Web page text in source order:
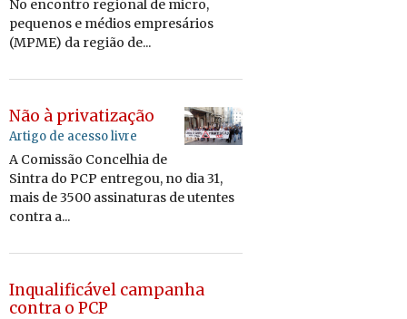
No encontro regional de micro,
pequenos e médios empresários
(MPME) da região de...
Não à privatização
Artigo de acesso livre
A Comissão Concelhia de
Sintra do PCP entregou, no dia 31,
mais de 3500 assinaturas de utentes
contra a...
Inqualificável campanha
contra o PCP